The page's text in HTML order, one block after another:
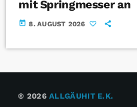
mit Springmesser an
today 8. AUGUST 2026
© 2026ALLGÄUHIT E.K.